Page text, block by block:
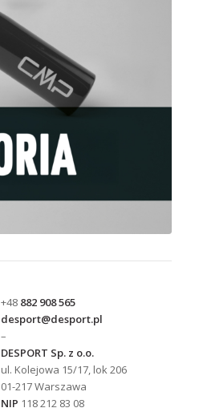
+48 882 908 565
desport@desport.pl
–
DESPORT Sp. z o.o.
ul. Kolejowa 15/17, lok 206
01-217 Warszawa
NIP 118 212 83 08